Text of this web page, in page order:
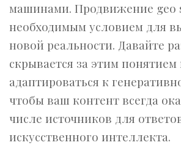
машинами. Продвижение geo
необходимым условием для
новой реальности. Давайте
скрывается за этим понятием
адаптироваться к
чтобы ваш контент всегда
числе источников для
искусственного интеллекта.